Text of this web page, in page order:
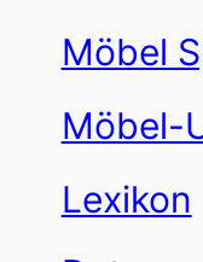
Möbel
Möbel-
Lexikon